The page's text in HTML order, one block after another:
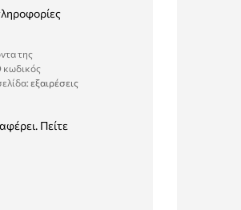
της
κωδικός
εξαιρέσεις
Πείτε